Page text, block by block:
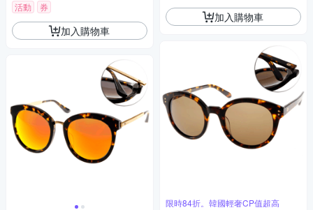
活動 券
加入購物車
加入購物車
限時84折。韓國輕奢CP值超高